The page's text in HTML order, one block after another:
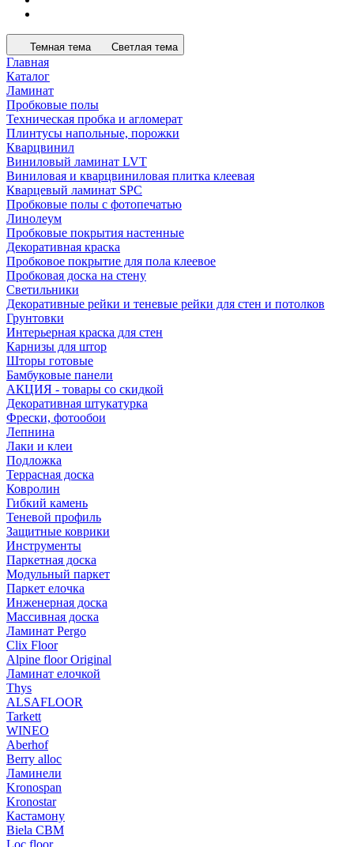
Темная тема Светлая тема
Главная
Каталог
Ламинат
Пробковые полы
Техническая пробка и агломерат
Плинтусы напольные, порожки
Кварцвинил
Виниловый ламинат LVT
Виниловая и кварцвиниловая плитка клеевая
Кварцевый ламинат SPC
Пробковые полы с фотопечатью
Линолеум
Пробковые покрытия настенные
Декоративная краска
Пробковое покрытие для пола клеевое
Пробковая доска на стену
Светильники
Декоративные рейки и теневые рейки для стен и потолков
Грунтовки
Интерьерная краска для стен
Карнизы для штор
Шторы готовые
Бамбуковые панели
АКЦИЯ - товары со скидкой
Декоративная штукатурка
Фрески, фотообои
Лепнина
Лаки и клеи
Подложка
Террасная доска
Ковролин
Гибкий камень
Теневой профиль
Защитные коврики
Инструменты
Паркетная доска
Модульный паркет
Паркет елочка
Инженерная доска
Массивная доска
Ламинат Pergo
Clix Floor
Alpine floor Original
Ламинат елочкой
Thys
ALSAFLOOR
Tarkett
WINEO
Aberhof
Berry alloc
Ламинели
Kronospan
Kronostar
Кастамону
Biela CBM
Loc floor